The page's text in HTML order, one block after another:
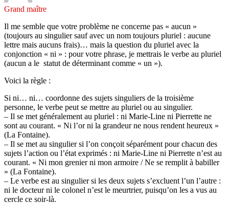
Grand maître
Il me semble que votre problème ne concerne pas « aucun »
(toujours au singulier sauf avec un nom toujours pluriel : aucune
lettre mais aucuns frais)… mais la question du pluriel avec la
conjonction « ni » : pour votre phrase, je mettrais le verbe au pluriel
(aucun a le statut de déterminant comme « un »).
Voici la règle :
Si ni… ni… coordonne des sujets singuliers de la troisième
personne, le verbe peut se mettre au pluriel ou au singulier.
– Il se met généralement au pluriel : ni Marie-Line ni Pierrette ne
sont au courant. « Ni l’or ni la grandeur ne nous rendent heureux »
(La Fontaine).
– Il se met au singulier si l’on conçoit séparément pour chacun des
sujets l’action ou l’état exprimés : ni Marie-Line ni Pierrette n’est au
courant. « Ni mon grenier ni mon armoire / Ne se remplit à babiller
» (La Fontaine).
– Le verbe est au singulier si les deux sujets s’excluent l’un l’autre :
ni le docteur ni le colonel n’est le meurtrier, puisqu’on les a vus au
cercle ce soir-là.